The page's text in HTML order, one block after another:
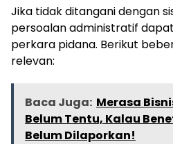
Jika tidak ditangani dengan
persoalan administratif
perkara pidana. Berikut
relevan:
Baca Juga: Merasa
Belum Tentu, Kalau
Belum Dilaporkan!